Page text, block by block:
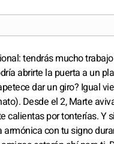
tendrás mucho
abrirte la puerta a un
dar un giro? Igual
Desde el 2, Marte
calientas por tonterías. Y
con tu signo